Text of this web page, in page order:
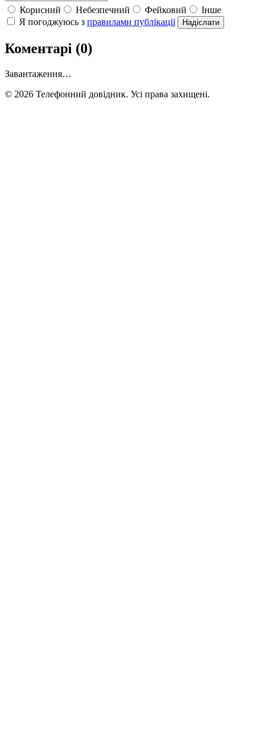
Корисний Небезпечний Фейковий
Інше
Я погоджуюсь з правилами публікації Надіслати
Коментарі (0)
Завантаження…
© 2026 Телефонний довідник. Усі права захищені.